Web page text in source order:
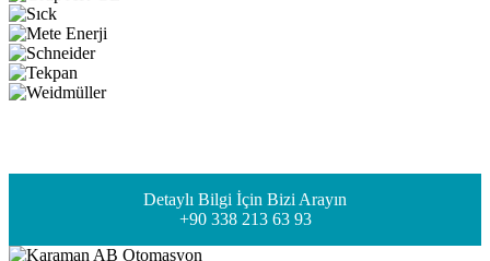
Detaylı Bilgi İçin Bizi Arayın
+90 338 213 63 93